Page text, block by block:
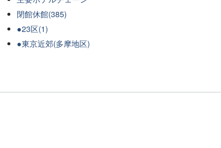
閉館休館(385)
●23区(1)
●東京近郊(多摩地区)